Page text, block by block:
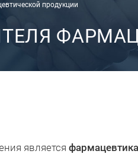
продукции
является фармацевтика